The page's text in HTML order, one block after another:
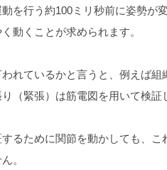
を行う約100ミリ秒前に姿勢が
動くことが求められます。
れているかと言うと、例えば
（緊張）は筋電図を用いて検証
るために関節を動かしても、
。